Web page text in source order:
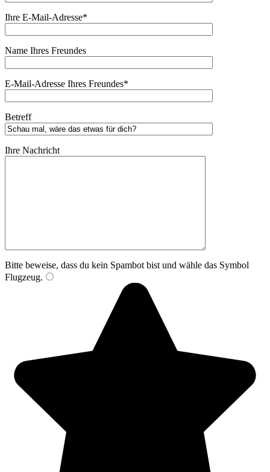
Ihre E-Mail-Adresse*
Name Ihres Freundes
E-Mail-Adresse Ihres Freundes*
Betreff
Ihre Nachricht
Bitte beweise, dass du kein Spambot bist und wähle das Symbol
Flugzeug.